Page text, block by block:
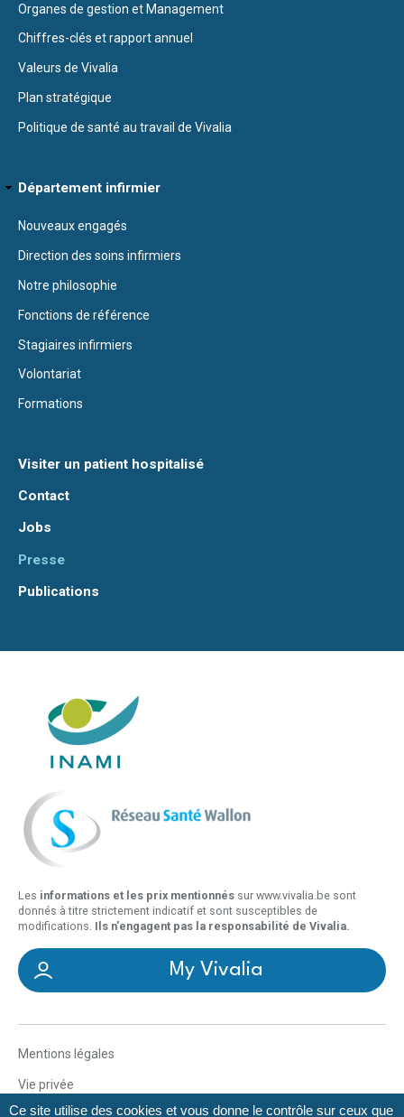
Organes de gestion et Management
Chiffres-clés et rapport annuel
Valeurs de Vivalia
Plan stratégique
Politique de santé au travail de Vivalia
Département infirmier
Nouveaux engagés
Direction des soins infirmiers
Notre philosophie
Fonctions de référence
Stagiaires infirmiers
Volontariat
Formations
Visiter un patient hospitalisé
Contact
Jobs
Presse
Publications
Les informations et les prix mentionnés sur www.vivalia.be sont
donnés à titre strictement indicatif et sont susceptibles de
modifications. Ils n'engagent pas la responsabilité de Vivalia.
My Vivalia
Mentions légales
Vie privée
Ce site utilise des cookies et vous donne le contrôle sur ceux que